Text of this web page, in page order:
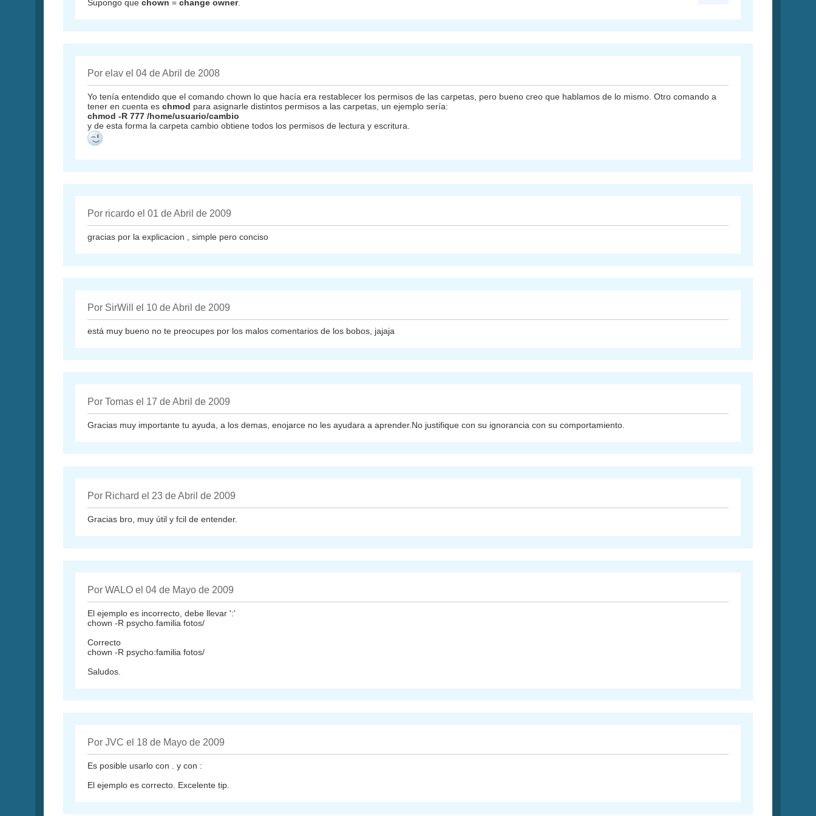
Supongo que chown = change owner.
Por elav el 04 de Abril de 2008
Yo tenía entendido que el comando chown lo que hacía era restablecer los permisos de las carpetas, pero bueno creo que hablamos de lo mismo. Otro comando a
tener en cuenta es chmod para asignarle distintos permisos a las carpetas, un ejemplo sería:
chmod -R 777 /home/usuario/cambio
y de esta forma la carpeta cambio obtiene todos los permisos de lectura y escritura.
Por ricardo el 01 de Abril de 2009
gracias por la explicacion , simple pero conciso
Por SirWill el 10 de Abril de 2009
está muy bueno no te preocupes por los malos comentarios de los bobos, jajaja
Por Tomas el 17 de Abril de 2009
Gracias muy importante tu ayuda, a los demas, enojarce no les ayudara a aprender.No justifique con su ignorancia con su comportamiento.
Por Richard el 23 de Abril de 2009
Gracias bro, muy útil y fcil de entender.
Por WALO el 04 de Mayo de 2009
El ejemplo es incorrecto, debe llevar ':'
chown -R psycho.familia fotos/
Correcto
chown -R psycho:familia fotos/
Saludos.
Por JVC el 18 de Mayo de 2009
Es posible usarlo con . y con :
El ejemplo es correcto. Excelente tip.